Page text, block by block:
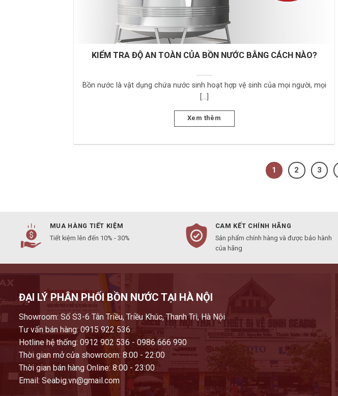
KIỂM TRA ĐỘ AN TOÀN CỦA BỒN NƯỚC BẰNG CÁCH NÀO?
Bồn nước là vật dụng chứa nước sinh hoạt hợp vệ sinh của mọi người, mọi
[...]
Xem thêm
1 2 3
MUA HÀNG TIẾT KIỆM
Tiết kiệm lên đến 10% - 30%
CAM KẾT CHÍNH HÃNG
Sản phẩm chính hàng và được bảo hành
của hãng
ĐẠI LÝ PHÂN PHỐI BỒN NƯỚC TẠI HÀ NỘI
Showroom: Số S3-6 Tân Triều, Triều Khúc, Thanh Trì, Hà Nội
Tư vấn bán hàng: 0915 922 536
Hotline hệ thống: 0912 902 536 - 0986 666 990
Thời gian mở cửa showroom: 8:00 - 22:00
Thời gian bán hàng Online: 8:00 - 23:00
Email: Seabig.vn@gmail.com